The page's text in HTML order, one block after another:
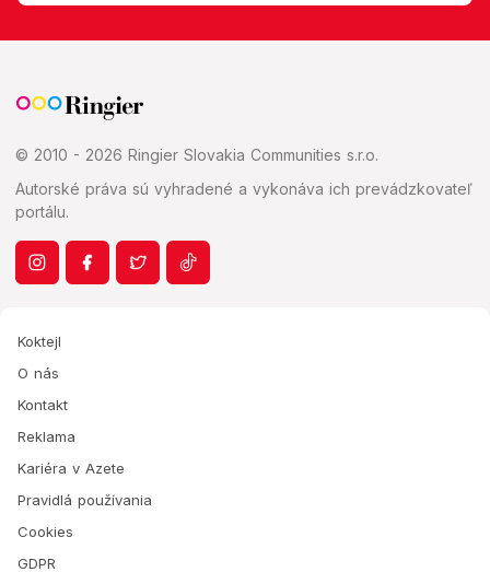
© 2010 - 2026 Ringier Slovakia Communities s.r.o.
Autorské práva sú vyhradené a vykonáva ich prevádzkovateľ
portálu.
Koktejl
O nás
Kontakt
Reklama
Kariéra v Azete
Pravidlá používania
Cookies
GDPR